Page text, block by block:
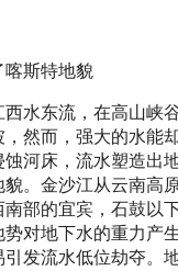
喀斯特地貌
水东流，在高山峡
然而，强大的水能
河床，流水塑造出
。金沙江从云南高
部的宜宾，石鼓以
对地下水的重力产
发流水低位劫夺。